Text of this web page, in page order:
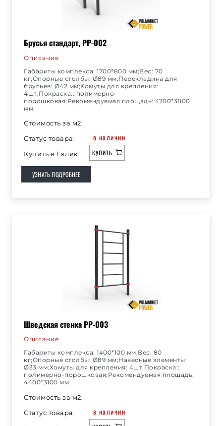
Брусья стандарт, РР-002
Описание
Габариты комплекса: 1700*800 мм;Вес: 70
кг;Опорные столбы: Ø89 мм;Перекладина для
брусьев: Ø42 мм;Хомуты для крепления:
4шт;Покраска:: полимерно-
порошковая;Рекомендуемая площадь: 4700*3800
мм.
Стоимость за м2:
Статус товара:
в наличии
Купить в 1 клик: КУПИТЬ
УЗНАТЬ ПОДРОБНЕЕ
Шведская стенка РР-003
Описание
Габариты комплекса: 1400*100 мм;Вес: 80
кг;Опорные столбы: Ø89 мм;Навесные элементы:
Ø33 мм;Хомуты для крепления: 4шт;Покраска::
полимерно-порошковая;Рекомендуемая площадь:
4400*3100 мм.
Стоимость за м2:
Статус товара:
в наличии